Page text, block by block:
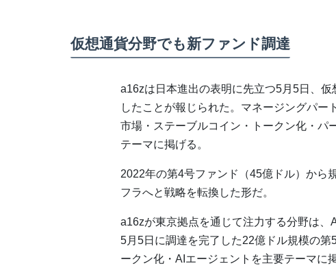
仮想通貨分野でも新ファンド調達
a16zは日本進出の表明に先立つ5月5日、
したことが報じられた。マネージングパー
市場・ステーブルコイン・トークン化・パ
テーマに掲げる。
2022年の第4号ファンド（45億ドル）から
フラへと戦略を転換した形だ。
a16zが東京拠点を通じて注力する分野は、
5月5日に調達を完了した22億ドル規模の
ークン化・AIエージェントを主要テーマに